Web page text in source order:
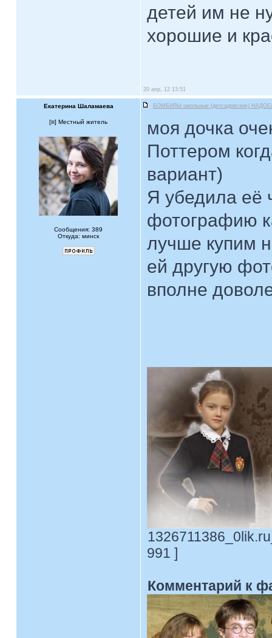
детей им не
хорошие и
20 апр, 12 13:51
Екатерина Шаламаева БОМБИЛЫ школьные (детсадовские)
[ ] Местный житель
Сообщения: 389
Откуда: минск
моя дочка
Поттером
вариант)
Я убедила её
фотографию
лучше купим
ей другую
вполне
991 ]
Комментарий к